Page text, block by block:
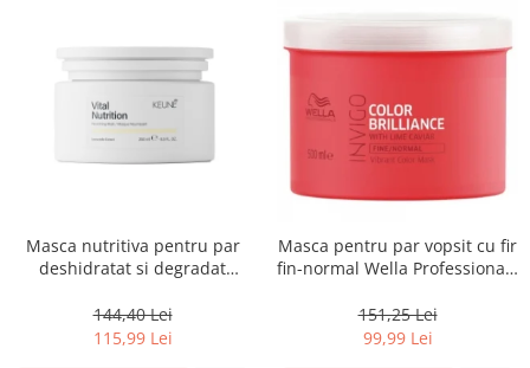
Masca nutritiva pentru par
deshidratat si degradat
Mask, 250 ml
144,40 Lei
115,99 Lei
Masca pentru par vopsit cu fir
fin-normal Wella Professionals
151,25 Lei
99,99 Lei